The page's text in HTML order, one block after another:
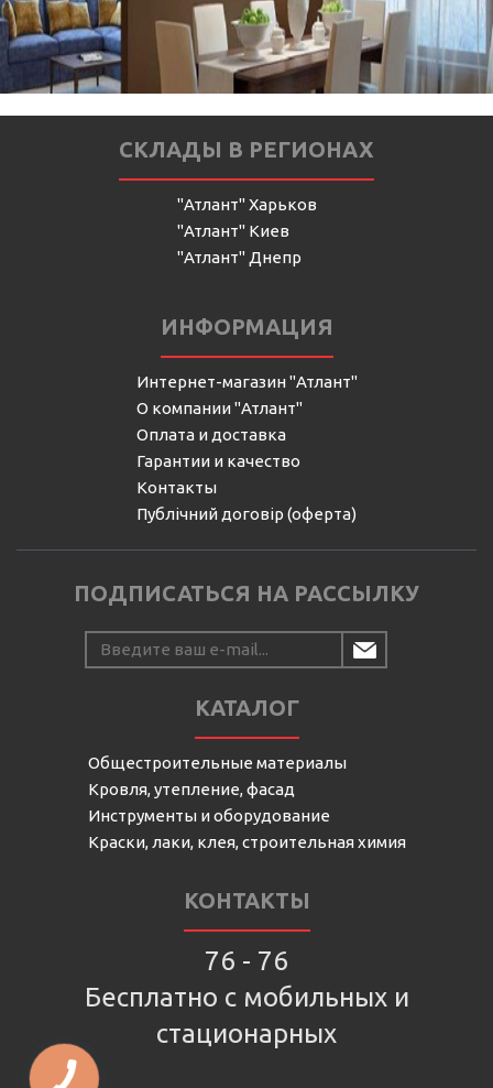
СКЛАДЫ В РЕГИОНАХ
"Атлант" Харьков
"Атлант" Киев
"Атлант" Днепр
ИНФОРМАЦИЯ
Интернет-магазин "Атлант"
О компании "Атлант"
Оплата и доставка
Гарантии и качество
Контакты
Публічний договір (оферта)
ПОДПИСАТЬСЯ НА РАССЫЛКУ
КАТАЛОГ
Общестроительные материалы
Кровля, утепление, фасад
Инструменты и оборудование
Краски, лаки, клея, строительная химия
КОНТАКТЫ
76 - 76
Бесплатно с мобильных и
стационарных